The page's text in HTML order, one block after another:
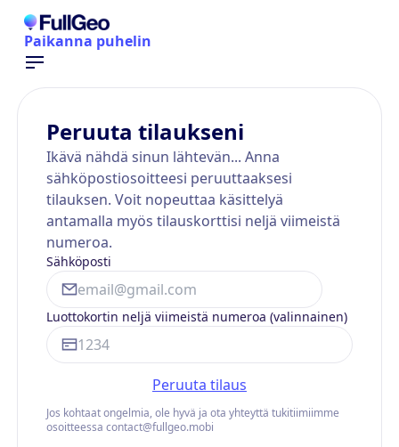
Paikanna puhelin
Peruuta tilaukseni
Ikävä nähdä sinun lähtevän... Anna
sähköpostiosoitteesi peruuttaaksesi
tilauksen. Voit nopeuttaa käsittelyä
antamalla myös tilauskorttisi neljä viimeistä
numeroa.
Sähköposti
Luottokortin neljä viimeistä numeroa (valinnainen)
Peruuta tilaus
Jos kohtaat ongelmia, ole hyvä ja ota yhteyttä tukitiimiimme
osoitteessa contact@fullgeo.mobi